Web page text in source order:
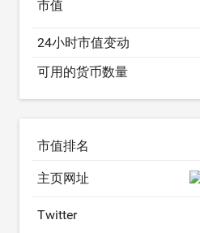
市值
24小时市值变动
可用的货币数量
市值排名
主页网址
Twitter